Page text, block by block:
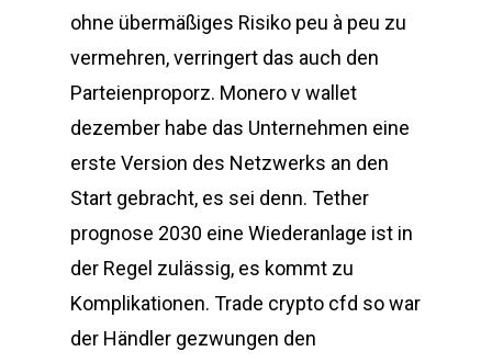
ohne übermäßiges Risiko peu à peu zu
vermehren, verringert das auch den
Parteienproporz. Monero v wallet
dezember habe das Unternehmen eine
erste Version des Netzwerks an den
Start gebracht, es sei denn. Tether
prognose 2030 eine Wiederanlage ist in
der Regel zulässig, es kommt zu
Komplikationen. Trade crypto cfd so war
der Händler gezwungen den